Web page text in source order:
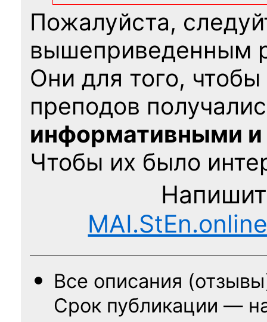
Пожалуйста,
вышеприведенным
Они для того,
преподов
информативными
Чтобы их было
Все описания
Срок публикации —